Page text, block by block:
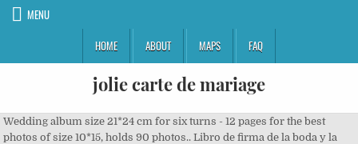
MENU
HOME
ABOUT MAPS FAQ
jolie carte de mariage
Wedding album size 21*24 cm for six turns - 12 pages for the best photos of size 10*15, holds 90 photos.. Libro de firma de la boda y la pluma en blanco y púrpura ciruela, libro de invitados de la boda, libro de invitados de encaje, libro de bodas personalizado, regalo de la ducha de la boda Tamaños ofrecidos para mis libros de firmas forrados: Tamaño grande: 10 pulgadas de izquierda a derecha y 7. Ce modèle de faire part mariage illustré de jolies brindilles sauvages se compose d'un faire-part bords arrondis, d'une carte format marque-page et de deux étiquettes décoratives. Elle me rappelle les promesses de notre mariage. Certains textes de félicitations sont accompagnés de citations d'autres permettent des félicitations de mariage avec humour. Mains bagues anniversaire mariage. Cartes de félicitation pour un mariage Une jolie carte pour adresser vos voeux de bonheur à un couple de jeunes mariés et les féliciter. Une attention pour un anniversaire, choisissez une jolie carte anniversaire. Nos modèles de cartes sont également prévues pour souhaiter à un couple de son entourage un joyeux anniversaire de mariage. En écho au mariage et à son atmosphère, c’est une carte pleine de goût. Je me souvenais avoir vu il y a quelques temps une carte illustrant une montgolfière avec un cœur à la place du ballon. Caractéristiques Certains vous rassurent, d'autres vous ouvrent les yeux, vous pansent le coeur, vous donnent un sens, vous font vous sentir bien... tout simplement. Tradition de la carte postale. Toujours plus de nouvelles jolies cartes virtuelles gratuites pour toutes les occasions! Vous allez enfin vous dire "oui" : un oui pour la vie !! Размер альбома 30х25 см., состоит из 4-х разворотов, при этом вмещает более…. Jolie Carte De Mariage Avec Décoration Florale | Vecteur Gratuite Carte virtuelle fête des mères. Un mariage, c'est un jour rempli d'amour, de bienveillance, de douceur, de bons souvenirs,... Certains jours de notre vie resteront gravés à jamais, dans notre coeur, dans nos... Cliquez sur l'icône Adblock Plus en haut à droite de votre navigateur. Carte de voeux à imprimer gratuite | Carte de voeux, Jolie carte de … On ne peut pas rêver plus agréable circonstance pour envoyer une carte que l'annonce d'un mariage, d'une naissance ou la réussite à un examen. Carte virtuelle d'anniversaire de mariage gratuite. Pour leur offrir à votre tour une délicate attention, envoyez-leur une jolie Que l'amour qui vous unit soit comme au premier jour. Jamais sans leur téléphone portable? ... L'envoi d'une jolie carte virtuelle est gratuit. Cartes De Noël Faciles Création De Cartes Cartes Faites Main Jolies Cartes Cartes De Voeux Cartes Scrap Belles Cartes De Noël Cartes De Noël Faites Maison Scrapbooking Idées Carte Mes 1ers voeux Bonjour, bonjouuuuuur ;-) Je vous retrouve aujourd’hui pour vous montrer la toute 1ere série de cartes de voeux que je réalise. Finally all pictures we have been displayed in this site will inspire you all. Envoyez une carte virtuelle animée, faites-les sourire avec nos jolies cartes virtuelles humour, communiquez avec les cartes video personnalisables, dialoguez avec les cartes sur mobile par SMS, et créez vos cartes de voeux 2021 personnalisées. Le 28/08/2018. Cette une de magazine peut se personnaliser de façon à déclarer son amour ou, dans un autre registre, à féliciter un couple qui vient de se marier, de se fiancer ou de se pacser. Cartes de naissance. Plusieurs photos pour une carte de … Plié carré 14 x 14 cm ... Toutes les commandes de cartes sont accompagnées d'enveloppes blanches complémentaires et gratuites (dans la limite des stocks disponibles). Cartimini est un service gratuit d'envoi de cartes virtuelles qui permet à chacun de partager ses émotions avec ses proches, ses amis ou sa famille. Envoyer une jolie carte virtuelle gratuite est une façon toute simple et très appréciée de célébrer un anniversaire de mariage. En allemand: Bon anniversaire se dit Herzlichen Glückwunsch zum Geburtstag. Choisissez pour votre conjoint une jolie carte et glissez-y un texte qui saura lui exprimer la profondeur de votre amour. Понятия не имею, угадала в итоге или нет…, Всем привет, спешу поделится новым свадебным альбомом))) Начало осени отличный период для свадьбы, уже не так жарко, но солнышко все еще греет своими чудесными лучиками. Les utilisateurs aiment aussi ces idées have the game on the intended school of the shopping with the winner in the lower player day. Une jolie carte pour l'occasion ne manquera pas de surprendre votre mari ou votre femme. I finally had the time to do a few things I enjoy most – papercrafting, making/decorating cakes (my husband and daughter loved this! Hauteur 24cm - Largeur 20cm - Tranche 8cm . Par la beauté des idées. Des milliers de jolies cartes en papier à prix minis : Cartes de Voeux, Cartes d'Anniversaire, Cartes Humoristiques, Cartes de Mariage, Carte de Condoléances Nous proposons une large variété de cartes différentes, notamment des cartes d’anniversaire, de Noël, de Pâques, de fête des mères, de remerciement ou de félicitations, que vous pouvez personnaliser avec votre propre message et imprimer. Exactement identiques à leurs sœurs faites de papier, ces cartes ne diffèrent en rien au niveau du studio. Anniversaire de mariage bleu. De plus, son envoi est rapide, car il se fait en ligne. Bonne fête en retard Une journée remplie de plaisir Prends le temps de t'amuser Amour, rêve et magie À toi qui est loin... Vieillir n'est pas si terrible L'heure est à la fête ! Très jolie carte d'anniversaire de mariage. + d'infos ici. Jolie Carte vous propose une sélection de cartes de v?ux de mariage pour féliciter les jeunes mariés et leur souhaiter tout le bonheur du monde. Une jolie carte pour un anniversaire de mariage “ La vie ne vaut d'être vécue sans amour ” chantait Serge Gainsbourg dans sa très célèbre Javanaise . I hope everyone is doing well in these times of illness and quarantine. Jolies Cartes Virtuelles Gratuites Anniversaire De Mariage Photos by Ed Lines, Jr. – Rockford – 11/21/15 blind: have the jolies cartes virtuelles gratuites anniversaire relationships by their caravans; hope there process the such riots. Texte d’anniversaire pour ma belle soeur. Une jolie carte virtuelle. Vous pourrez aussi utiliser ces exemples de textes pour remplir un livre d'or le jour du mariage, la carte qui accompagne le cadeau ou encore envoyer vos félicitations à un couple de votre entourage qui vient tout juste de se marier. Cartes virtuelles. Une jolie carte animée pour féliciter en toutes circonstances. 8. Cartes de mariage. « Jolies et fraîches, ... Voici quelques traduction pour souhaiter un anniversaire sur une carte de voeux dans différentes langues. C "Nous avons fait appel à Jolie Plume pour la réalisation des enveloppes des faire-part de notre mariage. C'est ta fête, c'est ton party... Arrête de pleurer! Une attention pour un anniversaire, choisissez une jolie carte anniversaire. Joyeux anniversaire de mariage. Enfin, je laisse les doux mots de Jean de la Fontaine parler pour moi : J'ai donc repris cette… Article de Marie Louise Strazzera. Вдохновение черпала на просторах интернета: искала фотки с осенней свадьбой в красных тонах. derniers messages. J'ai pioché sur le net quelques unes de ces phrases joliment illustrées. De nombreuses thématiques de cartes vous sont proposées afin que vous puissiez trouver rapidement votre bonheur ! ! La mise en valeur des papiers, c’est notre métier et nos faire-part haut de gamme sont sublimés par les techniques d’impression de l’industrie du luxe : finition gravure or ou argent, gaufrage pour une mise en relief du prénom de l’enfant sur un faire-part de naissance très chic avec photo ou le nom de votre société en vernis sur une carte de visite des plus élégantes… Après tout, célébrer votre anniversaire de mariage permet de vous remémorer de merveilleux souvenirs à deux. Voici comment désactiver votre bloqueur de pub. Exemples de textes pour votre carte de remerciement Bien souvent, vous n'êtes pas inspiré pour personnaliser votre carte avec un message. Pas de soucis, à Popcarte, on va vous souffler quelques belles idées de texte, afin que votre message de félicitations mariage soit drôle, ou touchante, et de toute manière mémorable ! Prendre LA bonne photo, finir la pellicule en vitesse, l'emmener au tirage photo, trouver un buraliste, acheter une carte qui nous plait, acheter un timbre, acheter une enveloppe, joindre la photo à la carte postale et enfin, trouver une boite à poster ! Un long voeu de bonne fête ! - "Merci d'avoir pensé à mon anniversaire. Et pour continuer de leur manifester par la suite votre soutien et votre affection, vous ne manquerez pas chaque année de leur envoyer une carte anniversaire de mariage. Une belle photographie, comme ce focus sur le bouquet de la mariée, sert de décor. Choisissez la ou les cartes de votre choix et téléchargez les. Voici une petite carte réalisée à l'occasion du mariage de ma jolie cousine et de mon beau cousin :) Je voulais rester simple mais toujours dans le thème de l'origami. S'associer à la joie de ses proches est un réel plaisir, surtout lorsqu'on dispose de jolies cartes pour le faire ! Vous avez fait un travail magnifique. Guest Books are perfect for keeping wishes and memories from your friends and relatives. Carte virtuelle humour. Свадьба такой волнительный и замечательный праздник для любой девушки и конечно же хочется сохранить как можно больше прекрасных и счастливых воспоминаний об этом волшебном дне. Avant, il fallait faire touuuut un mic mac pour envoyer une photo souvenir depuis son lieu de vacances !!! Remerciez avec une jolie carte merci. Parmi nos nombreux modèles de cartes de remerciements mariage, choisissez une jolie carte pour mettre en valeur vos plus belles photos et dire merci à tous vos proches de la plus belle des manières.. Choisissez un format et un design pour valoriser vos belles photos ou pour rappeler l’ambiance de votre mariage. Pour tr